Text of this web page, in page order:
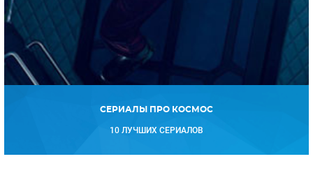
СЕРИАЛЫ ПРО КОСМОС
10 ЛУЧШИХ СЕРИАЛОВ